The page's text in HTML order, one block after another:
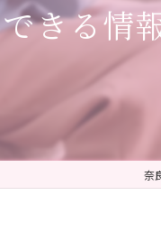
きる情
奈